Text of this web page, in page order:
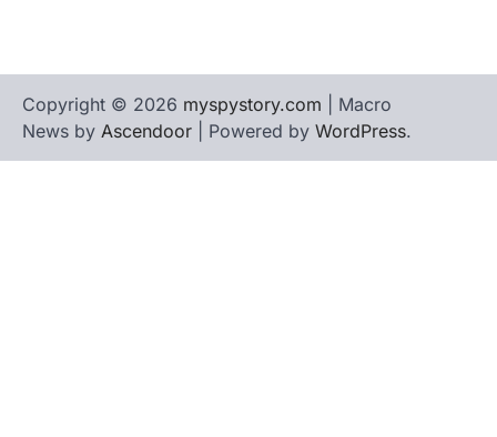
Copyright © 2026 myspystory.com | Macro
News by Ascendoor | Powered by WordPress.